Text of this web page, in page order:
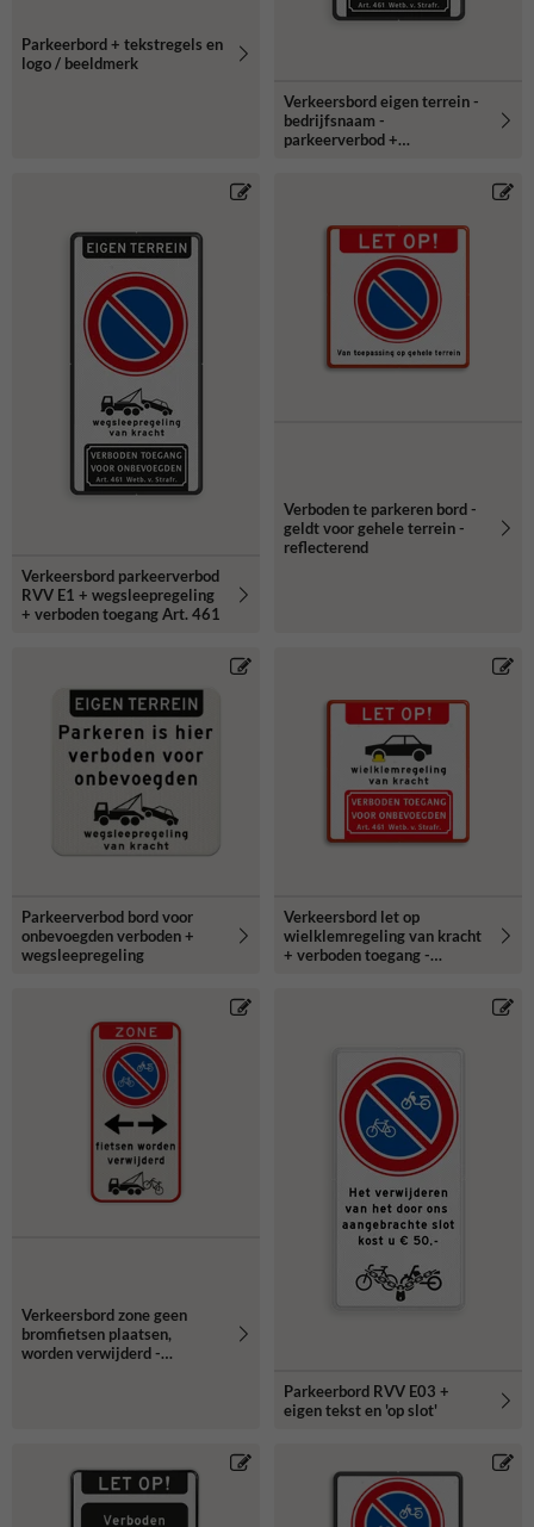
Parkeerbord + tekstregels en
logo / beeldmerk
Verkeersbord eigen terrein -
bedrijfsnaam -
parkeerverbod +
Verkeersbord parkeerverbod
RVV E1 + wegsleepregeling
+ verboden toegang Art. 461
Verboden te parkeren bord -
geldt voor gehele terrein -
reflecterend
Parkeerverbod bord voor
onbevoegden verboden +
wegsleepregeling
Verkeersbord let op
wielklemregeling van kracht
+ verboden toegang -
Verkeersbord zone geen
bromfietsen plaatsen,
worden verwijderd -
Parkeerbord RVV E03 +
eigen tekst en 'op slot'